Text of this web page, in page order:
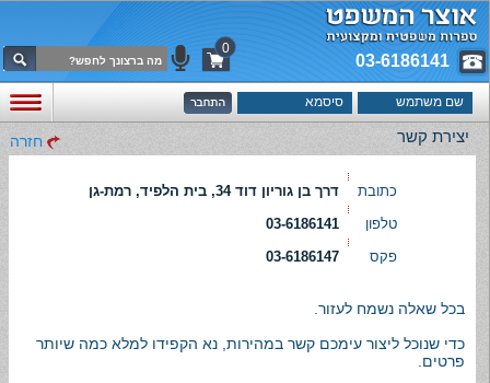
03-6186141
0
יצירת קשר חזרה
כתובת
דרך בן גוריון דוד 34, בית הלפיד, רמת-גן
טלפון
03-6186141
פקס
03-6186147
בכל שאלה נשמח לעזור.
כדי שנוכל ליצור עימכם קשר במהירות, נא הקפידו למלא כמה שיותר
פרטים.